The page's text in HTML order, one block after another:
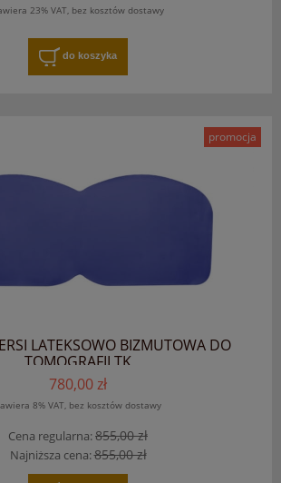
23% VAT, bez kosztów dostawy
do koszyka
LATEKSOWO BIZMUTOWA DO
TOMOGRAFII TK
780,00 zł
8% VAT, bez kosztów dostawy
Cena regularna:855,00 zł
Najniższa cena:855,00 zł
promocja